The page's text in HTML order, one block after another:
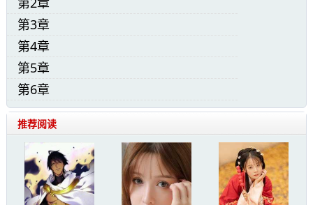
姜照一甚至连辩解的机会都没有，奔奔的功勋
第3章
第4章
第5章
第6章
推荐阅读